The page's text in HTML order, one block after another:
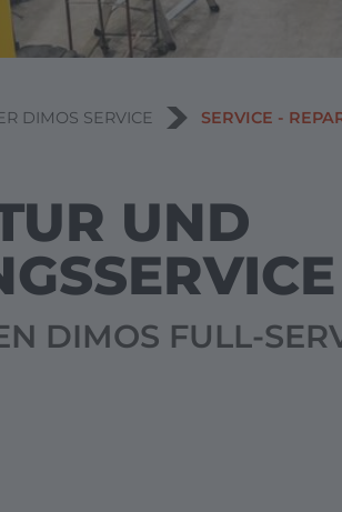
DIMOS SERVICE SERVICE -
UND
DIMOS FULL-